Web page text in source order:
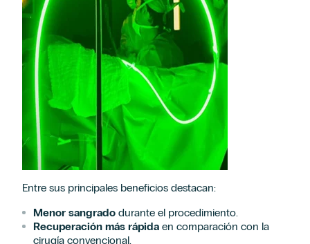
Entre sus principales beneficios destacan:
Menor sangrado durante el procedimiento.
Recuperación más rápida en comparación con la
cirugía convencional.